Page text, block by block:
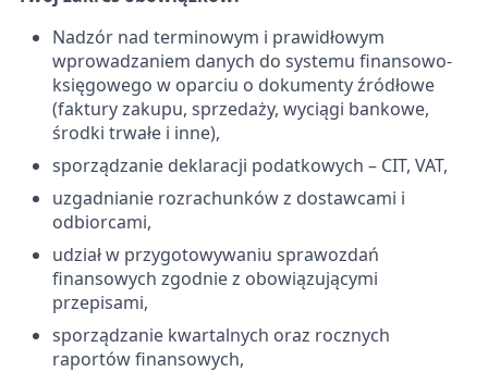
Nadzór nad terminowym i prawidłowym
wprowadzaniem danych do systemu finansowo-
księgowego w oparciu o dokumenty źródłowe
(faktury zakupu, sprzedaży, wyciągi bankowe,
środki trwałe i inne),
sporządzanie deklaracji podatkowych – CIT, VAT,
uzgadnianie rozrachunków z dostawcami i
odbiorcami,
udział w przygotowywaniu sprawozdań
finansowych zgodnie z obowiązującymi
przepisami,
sporządzanie kwartalnych oraz rocznych
raportów finansowych,